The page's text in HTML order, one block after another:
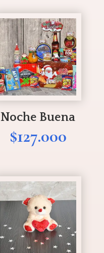
desde
hasta
Noche Buena
$127.000